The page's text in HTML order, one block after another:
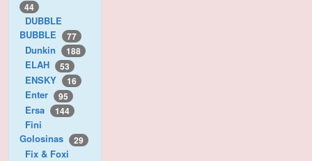
44
DUBBLE
BUBBLE
77
Dunkin 188
ELAH 53
ENSKY 16
Enter 95
Ersa 144
Fini
Golosinas
29
Fix & Foxi